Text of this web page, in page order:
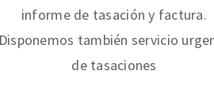
informe de tasación y factura.
Disponemos también servicio
de tasaciones